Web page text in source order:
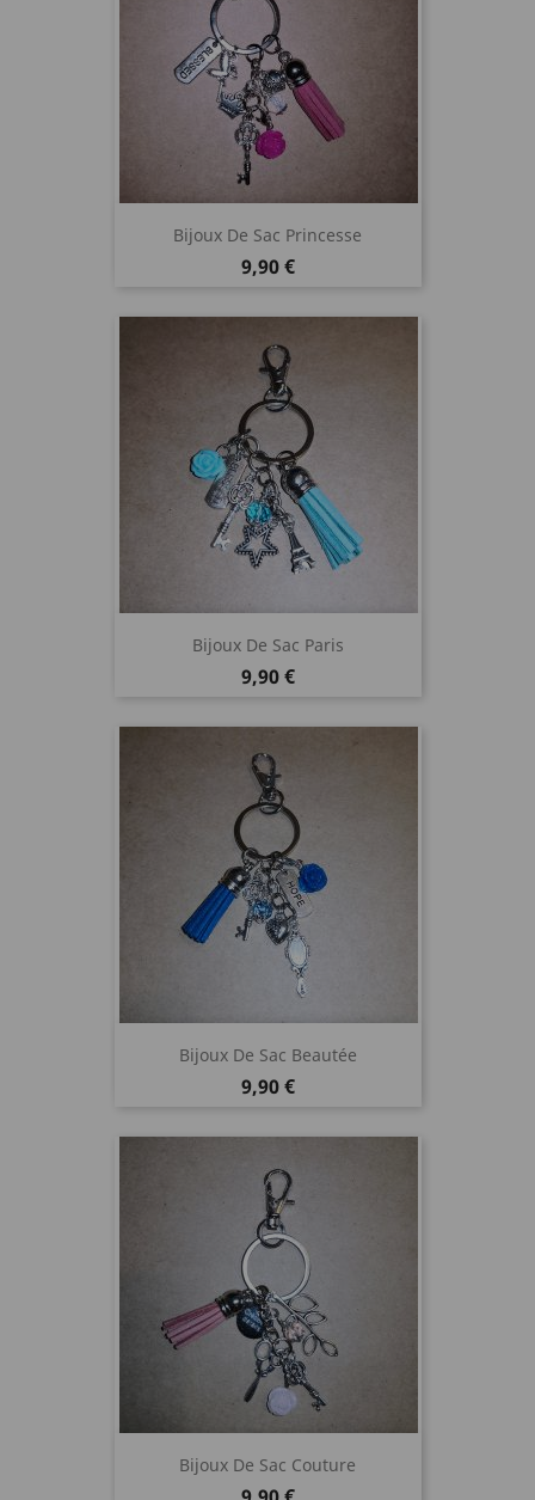
Bijoux De Sac Princesse
Prix
9,90 €
Bijoux De Sac Paris
Prix
9,90 €
Bijoux De Sac Beautée
Prix
9,90 €
Bijoux De Sac Couture